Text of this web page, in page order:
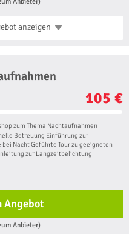
anzeigen
105 €
zum Thema Nachtaufnahmen
Betreuung Einführung zur
bei Nacht Geführte Tour zu geeigneten
zur Langzeitbelichtung
Angebot
Anbieter)